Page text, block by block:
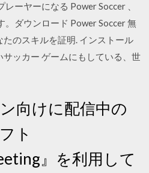
ーヤーになる Power Soccer 、
。ダウンロード Power Soccer 無
のスキルを証明. インストール
ッカー ゲームにもしている、世
向けに配信中の
ト
』を利用して